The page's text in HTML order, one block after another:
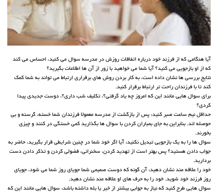
آیا هنگامی که از فرزند خود درباره اتفاقات روزش در مدرسه سوال می کنید، احساس می کند
که از او بازجویی می کنید؟ آیا شما می خواهید با زور از آن ها اطلاعات بگیرید؟
نتایج بررسی ها نشان داده است، به کار بردن روش های برقراری ارتباط می تواند به شما کمک
کند تا با فرزندان راحت تر ارتباط برقرار کنید.
برای سوال هایی مانند این که امروز چه یاد گرفتی؟، تکلیف شب داری؟، دوست جدیدی پیدا
کردی؟
حداقل نیم ساعت صبر کنید: پس از بازگشت از مدرسه معمولا فرزندان شما خسته، گرسنه و بی
حوصله اند. بنابراین به جای بمباران کردن با سوال ها بگذارید کمی خستگی در کنند و چیزی
بخورند.
سوال ها را به یک بازجویی تبدیل نکنید: آیا اگر خود شما در چنین شرایطی قرار بگیرید، حاضر به
جواب دادن هستید؟ پس بهتر است از تهدید کردن، سخنرانی، فضولی کردن و تذکر دادن دست
بردارید.
خود را علاقه مند نشان دهید: آن گونه که دوست صمیمی شما جویای روز شما می شود، جویای
روز فرزند خود شوید. خود را به حرف های او علاقه مند نشان دهید.
سوال هایی طرح کنید که نیاز به جوابی بیشتر از خیر یا بله داشته باشد: سوال هایی مانند این که